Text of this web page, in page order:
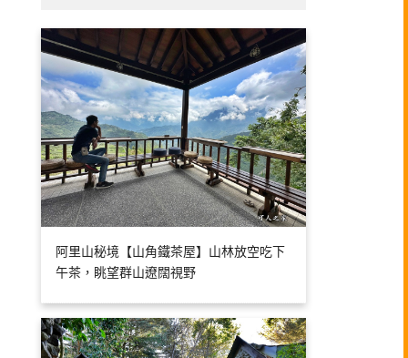
阿里山秘境【山角鐵茶屋】山林放空吃下
午茶，眺望群山遼闊視野